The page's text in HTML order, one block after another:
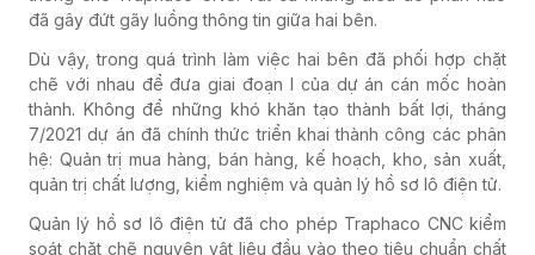
đã gây đứt gãy luồng thông tin giữa hai bên.
Dù vậy, trong quá trình làm việc hai bên đã phối hợp chặt
chẽ với nhau để đưa giai đoạn I của dự án cán mốc hoàn
thành. Không để những khó khăn tạo thành bất lợi, tháng
7/2021 dự án đã chính thức triển khai thành công các phân
hệ: Quản trị mua hàng, bán hàng, kế hoạch, kho, sản xuất,
quản trị chất lượng, kiểm nghiệm và quản lý hồ sơ lô điện tử.
Quản lý hồ sơ lô điện tử đã cho phép Traphaco CNC kiểm
soát chặt chẽ nguyên vật liệu đầu vào theo tiêu chuẩn chất